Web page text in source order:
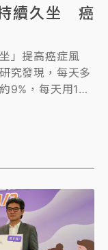
續久坐 癌
」提高癌症風
究發現，每天多
9%，每天用1小
險降12%；用30
、做家事等輕
多重共病、難以